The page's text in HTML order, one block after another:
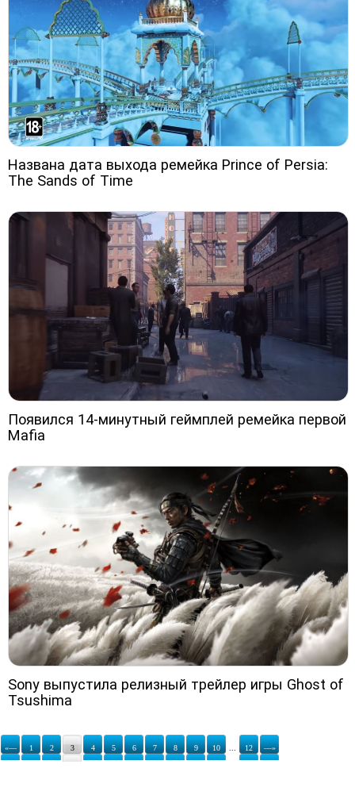
Названа дата выхода ремейка Prince of Persia:
The Sands of Time
Появился 14-минутный геймплей ремейка первой
Mafia
Sony выпустила релизный трейлер игры Ghost of
Tsushima
«— 1 2 3 4 5 6 7 8 9 10 ... 12 —»